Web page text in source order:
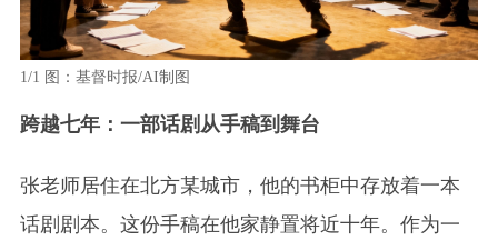
1/1 图：基督时报/AI制图
跨越七年：一部话剧从手稿到舞台
张老师居住在北方某城市，他的书柜中存放着一本
话剧剧本。这份手稿在他家静置将近十年。作为一